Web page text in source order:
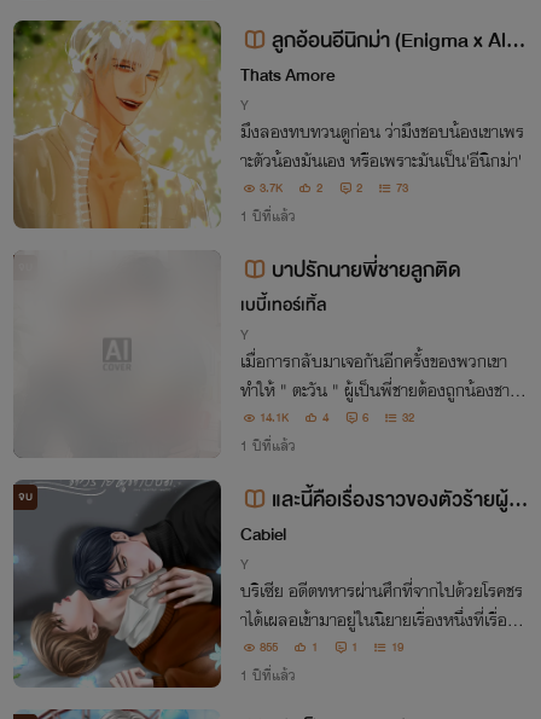
ลูกอ้อนอีนิกม่า (Enigma x Alph
a)
Thats Amore
Y
มึงลองทบทวนดูก่อน ว่ามึงชอบน้องเขาเพร
าะตัวน้องมันเอง หรือเพราะมันเป็น'อีนิกม่า'
3.7K 2 2 73
1 ปีที่แล้ว
บาปรักนายพี่ชายลูกติด
เบบี้เทอร์เทิ้ล
Y
เมื่อการกลับมาเจอกันอีกครั้งของพวกเขา
ทำให้ " ตะวัน " ผู้เป็นพี่ชายต้องถูกน้องชายต่
างสายเลือดกลั่นแกล้งในสารพัดวิธีเพื่อเอา
คืน เรื่องราวในอดีตที่เขาพยายามลืมกลับตอ
กย้ำให้ต้องจดจำเมื่อมาอยู่ใกล้ชิดกัน
14.1K 4 6 32
1 ปีที่แล้ว
จบ
และนี้คือเรื่องราวของตัวร้ายผู้ต
าบอด
Cabiel
Y
บริเซีย อดีตทหารผ่านศึกที่จากไปด้วยโรคชร
าได้เผลอเข้ามาอยู่ในนิยายเรื่องหนึ่งที่เรื่องร
าวของมันจบไปแล้วแต่ชีวิตของตัวละครยังค
งต้องดำเนินต่อไปตัวร้ายผู้ตาบอดคนนั้นอดีต
855 1 1 19
1 ปีที่แล้ว